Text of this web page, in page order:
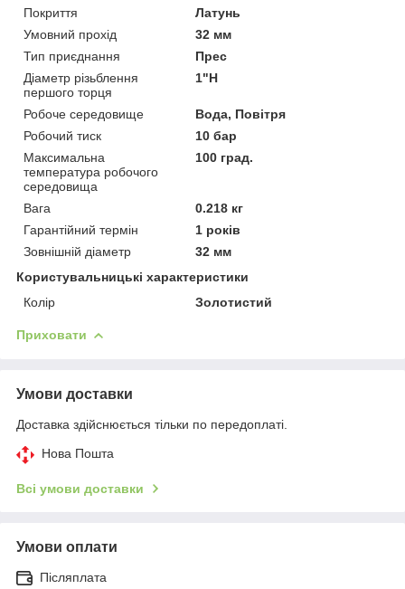
Покриття
Латунь
Умовний прохід
32 мм
Тип приєднання
Прес
Діаметр різьблення
першого торця
1"Н
Робоче середовище
Вода, Повітря
Робочий тиск
10 бар
Максимальна
температура робочого
середовища
100 град.
Вага
0.218 кг
Гарантійний термін
1 років
Зовнішній діаметр
32 мм
Користувальницькі характеристики
Колір
Золотистий
Приховати
Умови доставки
Доставка здійснюється тільки по передоплаті.
Нова Пошта
Всі умови доставки
Умови оплати
Післяплата